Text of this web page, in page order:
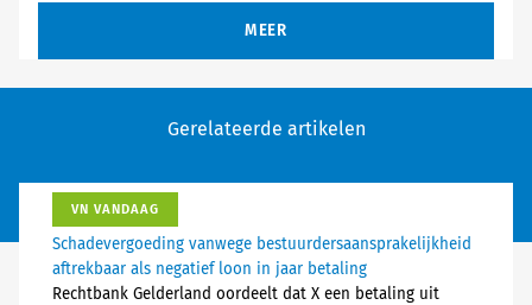
MEER
Gerelateerde artikelen
VN VANDAAG
Schadevergoeding vanwege bestuurdersaansprakelijkheid
aftrekbaar als negatief loon in jaar betaling
Rechtbank Gelderland oordeelt dat X een betaling uit